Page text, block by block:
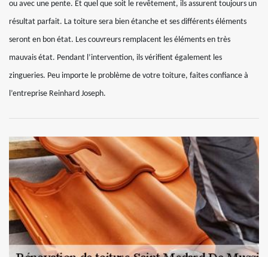
ou avec une pente. Et quel que soit le revêtement, ils assurent toujours un
résultat parfait. La toiture sera bien étanche et ses différents éléments
seront en bon état. Les couvreurs remplacent les éléments en très
mauvais état. Pendant l’intervention, ils vérifient également les
zingueries. Peu importe le problème de votre toiture, faites confiance à
l’entreprise Reinhard Joseph.